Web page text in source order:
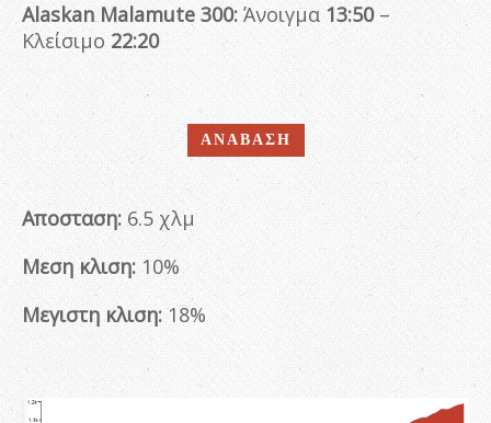
AlaskanMalamute 300: Άνοιγμα 13:50–
Κλείσιμο 22:20
ΑΝΑΒΑΣΗ
Αποσταση: 6.5 χλμ
Μεση κλιση: 10%
Μεγιστη κλιση:18%